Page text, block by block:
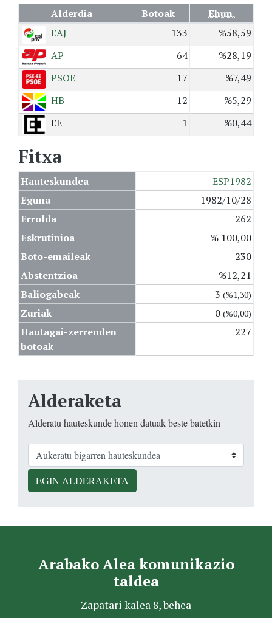
Alderdia Botoak
Ehun.
EAJ
133
%58,59
AP
64
%28,19
PSOE
17
%7,49
HB
12
%5,29
EE
1 %0,44
Fitxa
Hauteskundea
ESP1982
Eguna
1982/10/28
Errolda
262
Eskrutinioa
% 100,00
Boto-emaileak
230
Abstentzioa
%12,21
Baliogabeak
3 (%1,30)
Zuriak 0 (%0,00)
Hautagai-zerrenden
botoak
227
Alderaketa
Alderatu hauteskunde honen datuak beste batetkin
EGIN ALDERAKETA
Arabako Alea komunikazio
taldea
Zapatari kalea 8, behea